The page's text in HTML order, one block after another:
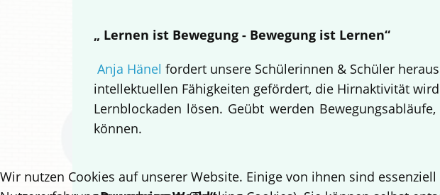
„ Lernen ist Bewegung - Bewegung ist Lernen“
Anja Hänel fordert unsere Schülerinnen & Schüler
intellektuellen Fähigkeiten gefördert, die Hirnaktivität
Lernblockaden lösen. Geübt werden
können.
Wir nutzen Cookies auf unserer Website. Einige von ihnen sind